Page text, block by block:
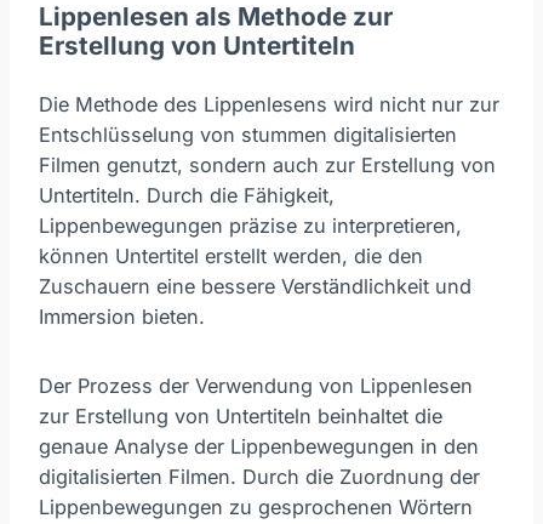
Lippenlesen als Methode zur
Erstellung von Untertiteln
Die Methode des Lippenlesens wird nicht nur zur
Entschlüsselung von stummen digitalisierten
Filmen genutzt, sondern auch zur Erstellung von
Untertiteln. Durch die Fähigkeit,
Lippenbewegungen präzise zu interpretieren,
können Untertitel erstellt werden, die den
Zuschauern eine bessere Verständlichkeit und
Immersion bieten.
Der Prozess der Verwendung von Lippenlesen
zur Erstellung von Untertiteln beinhaltet die
genaue Analyse der Lippenbewegungen in den
digitalisierten Filmen. Durch die Zuordnung der
Lippenbewegungen zu gesprochenen Wörtern